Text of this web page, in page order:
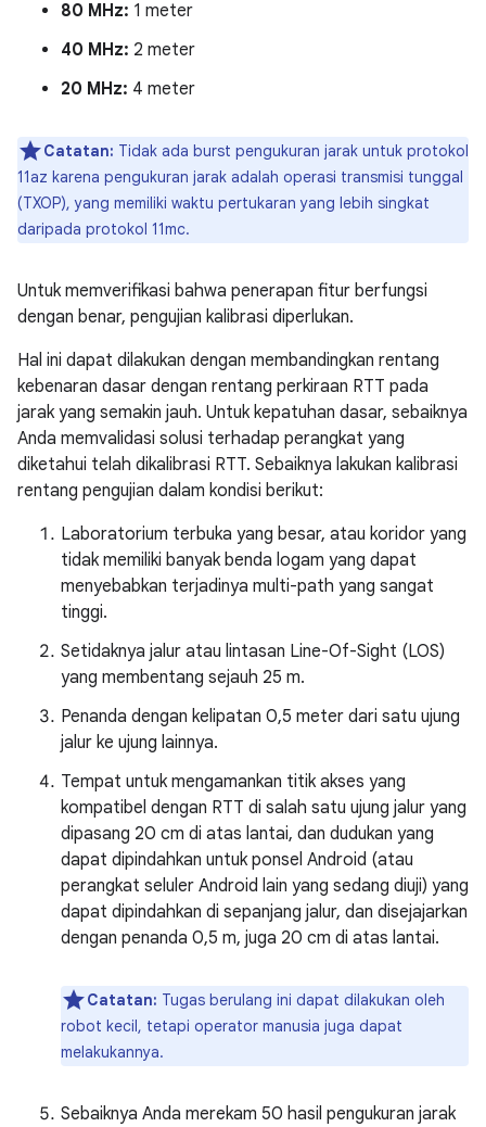
80 MHz: 1 meter
40 MHz: 2 meter
20 MHz: 4 meter
Catatan: Tidak ada burst pengukuran jarak untuk protokol
11az karena pengukuran jarak adalah operasi transmisi tunggal
(TXOP), yang memiliki waktu pertukaran yang lebih singkat
daripada protokol 11mc.
Untuk memverifikasi bahwa penerapan fitur berfungsi
dengan benar, pengujian kalibrasi diperlukan.
Hal ini dapat dilakukan dengan membandingkan rentang
kebenaran dasar dengan rentang perkiraan RTT pada
jarak yang semakin jauh. Untuk kepatuhan dasar, sebaiknya
Anda memvalidasi solusi terhadap perangkat yang
diketahui telah dikalibrasi RTT. Sebaiknya lakukan kalibrasi
rentang pengujian dalam kondisi berikut:
Laboratorium terbuka yang besar, atau koridor yang
tidak memiliki banyak benda logam yang dapat
menyebabkan terjadinya multi-path yang sangat
tinggi.
Setidaknya jalur atau lintasan Line-Of-Sight (LOS)
yang membentang sejauh 25 m.
Penanda dengan kelipatan 0,5 meter dari satu ujung
jalur ke ujung lainnya.
Tempat untuk mengamankan titik akses yang
kompatibel dengan RTT di salah satu ujung jalur yang
dipasang 20 cm di atas lantai, dan dudukan yang
dapat dipindahkan untuk ponsel Android (atau
perangkat seluler Android lain yang sedang diuji) yang
dapat dipindahkan di sepanjang jalur, dan disejajarkan
dengan penanda 0,5 m, juga 20 cm di atas lantai.
Catatan: Tugas berulang ini dapat dilakukan oleh
robot kecil, tetapi operator manusia juga dapat
melakukannya.
Sebaiknya Anda merekam 50 hasil pengukuran jarak